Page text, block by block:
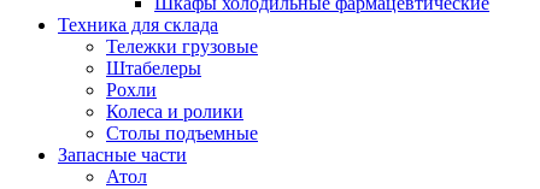
Техника для склада
Тележки грузовые
Штабелеры
Рохли
Колеса и ролики
Столы подъемные
Запасные части
Атол